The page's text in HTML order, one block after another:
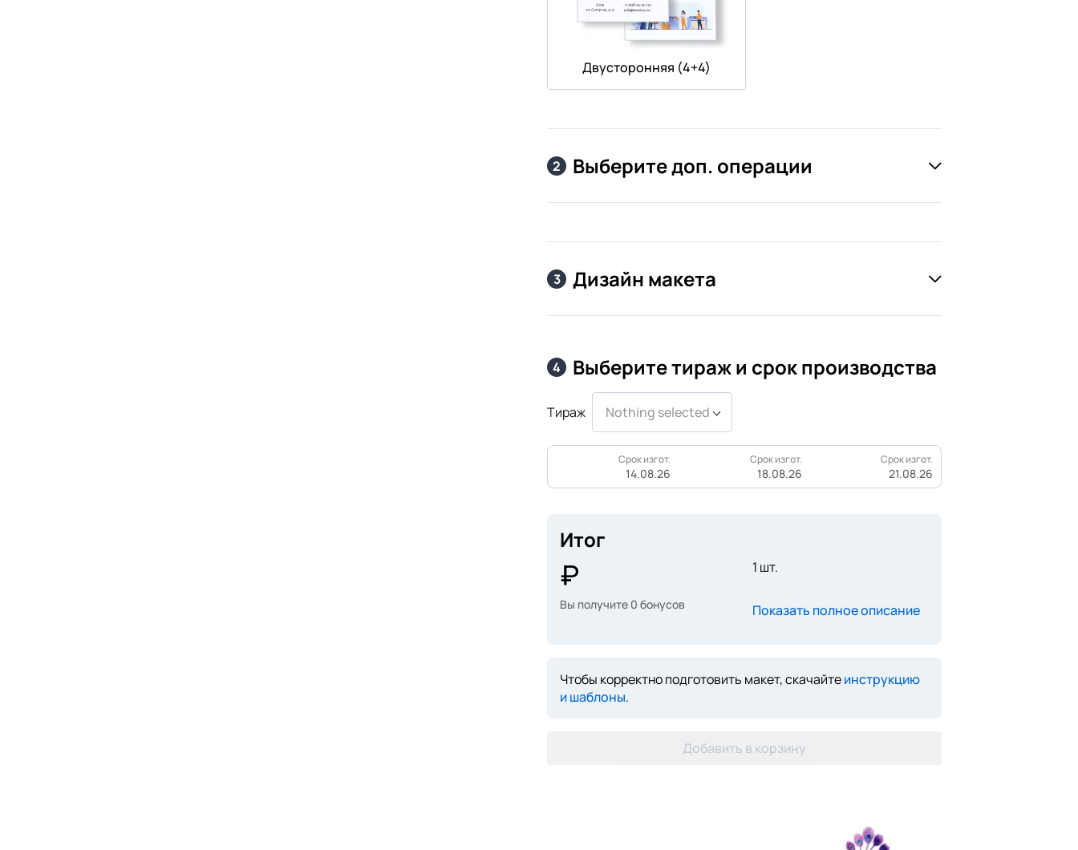
Двусторонняя (4+4)
2 Выберите доп. операции
3 Дизайн макета
4 Выберите тираж и срок производства
Тираж Nothing selected
Срок изгот.
14.08.26
Срок изгот.
18.08.26
Срок изгот.
21.08.26
Итог
Вы получите 0 бонусов
1 шт.
Показать полное описание
Чтобы корректно подготовить макет, скачайтеинструкцию
и шаблоны.
Добавить в корзину